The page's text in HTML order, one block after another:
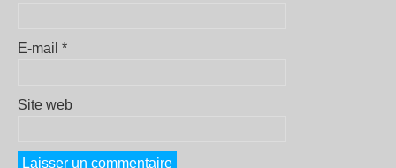
E-mail *
Site web